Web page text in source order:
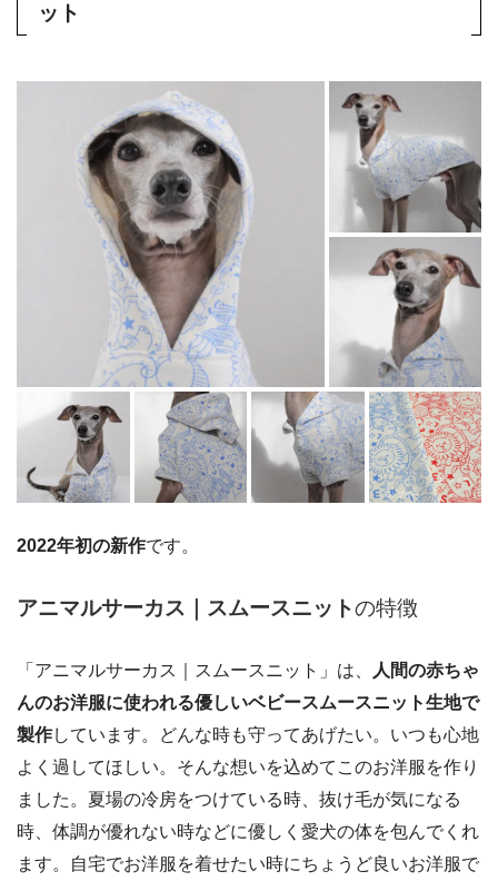
ット
2022年初の新作です。
アニマルサーカス｜スムースニットの特徴
「アニマルサーカス｜スムースニット」は、
人間の赤ちゃ
んのお洋服に使われる優しいベビースムースニット生地で
製作しています。どんな時も守ってあげたい。いつも心地
よく過してほしい。そんな想いを込めてこのお洋服を作り
ました。夏場の冷房をつけている時、抜け毛が気になる
時、体調が優れない時などに優しく愛犬の体を包んでくれ
ます。自宅でお洋服を着せたい時にちょうど良いお洋服で